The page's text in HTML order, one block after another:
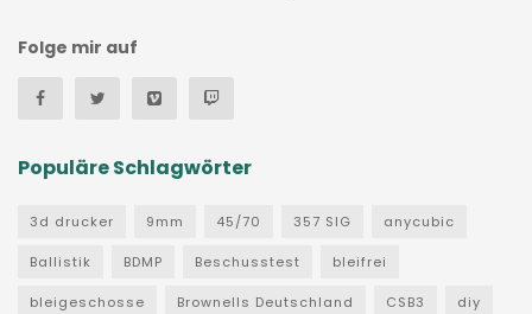
Folge mir auf
Populäre Schlagwörter
3d drucker 9mm 45/70 357 SIG anycubic
Ballistik BDMP Beschusstest bleifrei
bleigeschosse Brownells Deutschland CSB3 diy